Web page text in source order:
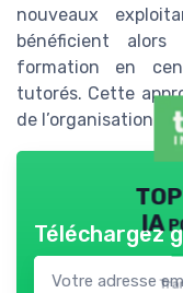
nouveaux
bénéficient
formation en
tutorés. Cette
de l’organisation
IA
Téléchargez